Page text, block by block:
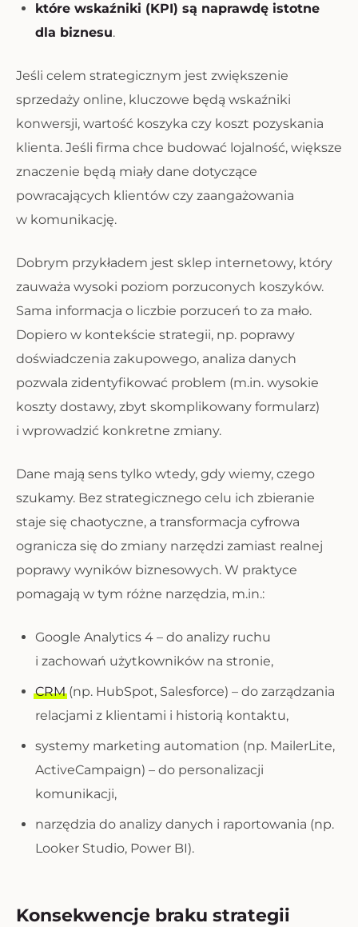
które wskaźniki (KPI) są naprawdę istotne
dla biznesu.
Jeśli celem strategicznym jest zwiększenie
sprzedaży online, kluczowe będą wskaźniki
konwersji, wartość koszyka czy koszt pozyskania
klienta. Jeśli firma chce budować lojalność, większe
znaczenie będą miały dane dotyczące
powracających klientów czy zaangażowania
w komunikację.
Dobrym przykładem jest sklep internetowy, który
zauważa wysoki poziom porzuconych koszyków.
Sama informacja o liczbie porzuceń to za mało.
Dopiero w kontekście strategii, np. poprawy
doświadczenia zakupowego, analiza danych
pozwala zidentyfikować problem (m.in. wysokie
koszty dostawy, zbyt skomplikowany formularz)
i wprowadzić konkretne zmiany.
Dane mają sens tylko wtedy, gdy wiemy, czego
szukamy. Bez strategicznego celu ich zbieranie
staje się chaotyczne, a transformacja cyfrowa
ogranicza się do zmiany narzędzi zamiast realnej
poprawy wyników biznesowych. W praktyce
pomagają w tym różne narzędzia, m.in.:
Google Analytics 4 – do analizy ruchu
i zachowań użytkowników na stronie,
CRM(np. HubSpot, Salesforce) – do zarządzania
relacjami z klientami i historią kontaktu,
systemy marketing automation (np. MailerLite,
ActiveCampaign) – do personalizacji
komunikacji,
narzędzia do analizy danych i raportowania (np.
Looker Studio, Power BI).
Konsekwencje braku strategii